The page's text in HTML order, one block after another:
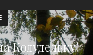
Кодудельку!